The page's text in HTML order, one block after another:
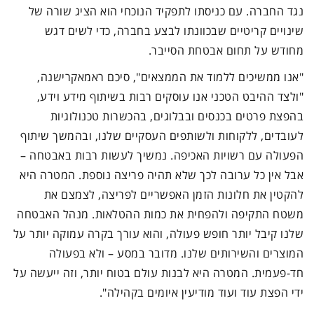
נגד החברה. עם כניסתו לתפקיד הנוכחי הוא הציג שורה של
שינויים קריטיים שבכוונתו לבצע בחברה, כדי לשים דגש
מחודש על תחום אבטחת הסייבר.
"אנו ממשיכים ללמוד את הממצאים", סיכם ראמאקרישנה,
"ולצד ההיבט הטכני אנו עוסקים רבות בשיתוף מידע וידע,
בהפצת פרטים בכנסים ובבלוגים, בהכשרות טכנולוגיות
לעובדים, ללקוחות ולשותפים העסקיים שלנו, ובהמשך שיתוף
הפעולה עם רשויות האכיפה. נמשיך לעשות רבות באבטחה –
אבל אין כל ערובה לכך שלא תהיה פריצה נוספת. המטרה היא
להקטין את חלונות הזמן האפשריים לפריצה, לצמצם את
משטח התקיפה ולהפחית את כמות ההטלאות. מנהל האבטחה
שלנו קיבל יותר חופש פעולה, והוא עורך בקרה עמוקה יותר על
המוצרים והשירותים שלנו. מדובר במסע – ולא בפעולה
חד-פעמית. המטרה היא לבנות עולם בטוח יותר, וזה ייעשה על
ידי הפצת עוד ועוד מודיעין איומים בקהילה".